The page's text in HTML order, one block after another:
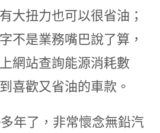
大扭力也可以很省油；
不是業務嘴巴說了算，
網站查詢能源消耗數
喜歡又省油的車款。
年了，非常懷念無鉛汽